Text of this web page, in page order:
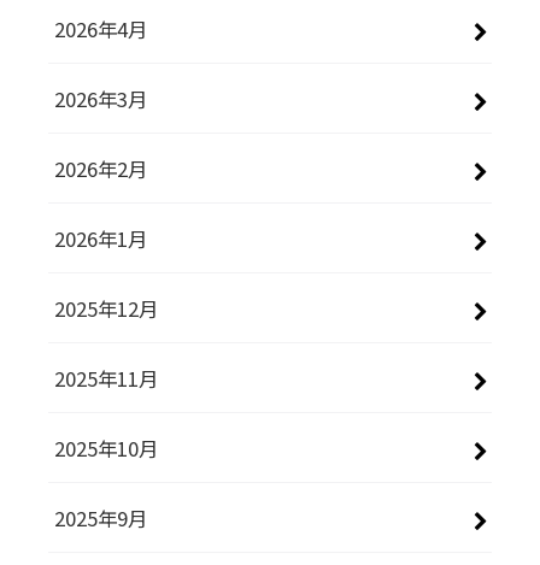
2026年4月
2026年3月
2026年2月
2026年1月
2025年12月
2025年11月
2025年10月
2025年9月